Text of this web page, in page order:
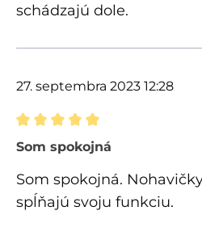
schádzajú dole.
27. septembra 2023 12:28
Recenzia s hodnotením 5
Som spokojná
Som spokojná.
spĺňajú svoju funkciu.